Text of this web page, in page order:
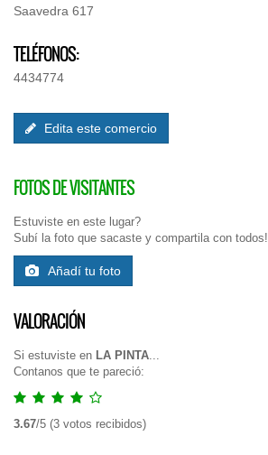
Saavedra 617
TELÉFONOS:
4434774
Edita este comercio
FOTOS DE VISITANTES
Estuviste en este lugar?
Subí la foto que sacaste y compartila con todos!
Añadí tu foto
VALORACIÓN
Si estuviste en LA PINTA...
Contanos que te pareció:
3.67/5 (3 votos recibidos)